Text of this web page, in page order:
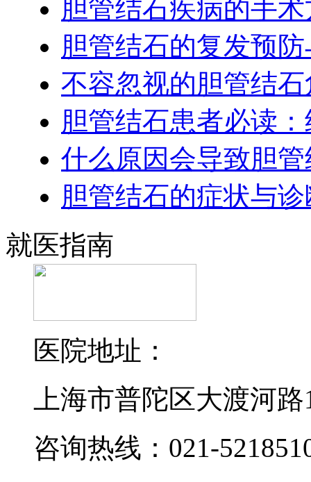
胆管结石疾病的手
胆管结石的复发预
不容忽视的胆管结
胆管结石患者必读
什么原因会导致胆
胆管结石的症状与
就医指南
医院地址：
上海市普陀区大渡河
咨询热线：021-